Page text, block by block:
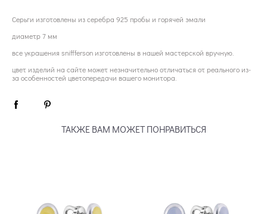
Серьги изготовлены из серебра 925 пробы и горячей эмали
диаметр 7 мм
все украшения sniffferson изготовлены в нашей мастерской вручную.
цвет изделий на сайте может незначительно отличаться от реального из-
за особенностей цветопередачи вашего монитора.
ТАКЖЕ ВАМ МОЖЕТ ПОНРАВИТЬСЯ